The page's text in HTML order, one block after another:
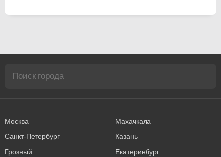
Москва
Махачкала
Санкт-Петербург
Казань
Грозный
Екатеринбург